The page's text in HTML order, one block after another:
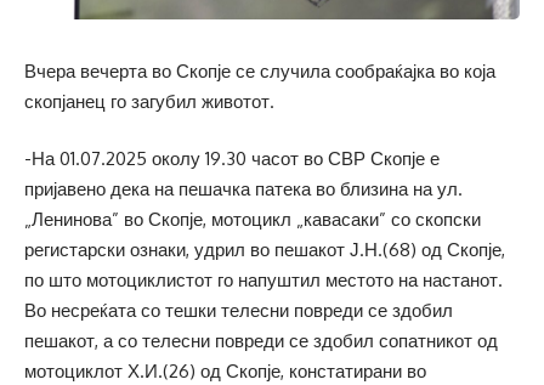
Вчера вечерта во Скопје се случила сообраќајка во која
скопјанец го загубил животот.
-На 01.07.2025 околу 19.30 часот во СВР Скопје е
пријавено дека на пешачка патека во близина на ул.
„Ленинова” во Скопје, мотоцикл „кавасаки” со скопски
регистарски ознаки, удрил во пешакот Ј.Н.(68) од Скопје,
по што мотоциклистот го напуштил местото на настанот.
Во несреќата со тешки телесни повреди се здобил
пешакот, а со телесни повреди се здобил сопатникот од
мотоциклот Х.И.(26) од Скопје, констатирани во